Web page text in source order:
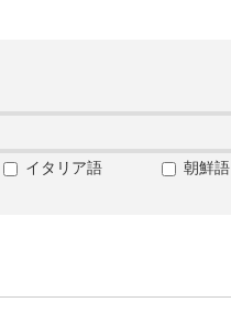
イタリア語
朝鮮語